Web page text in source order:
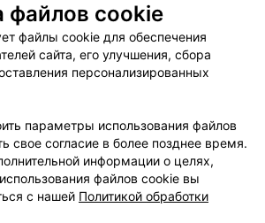
проекта
Размещение рекламы
Публичный договор
соглашение
руководителю 103.by
Написать в поддержку
настройки cookie
персональных данных
файлов cookie
файлы cookie для обеспечения
сайта, его улучшения, сбора
персонализированных
параметры использования файлов
свое согласие в более позднее время.
информации о целях,
файлов cookie вы
с нашей Политикой обработки